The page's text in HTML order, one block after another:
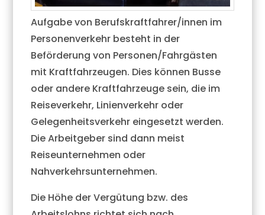
Aufgabe von Berufskraftfahrer/innen im
Personenverkehr besteht in der
Beförderung von Personen/Fahrgästen
mit Kraftfahrzeugen. Dies können Busse
oder andere Kraftfahrzeuge sein, die im
Reiseverkehr, Linienverkehr oder
Gelegenheitsverkehr eingesetzt werden.
Die Arbeitgeber sind dann meist
Reiseunternehmen oder
Nahverkehrsunternehmen.
Die Höhe der Vergütung bzw. des